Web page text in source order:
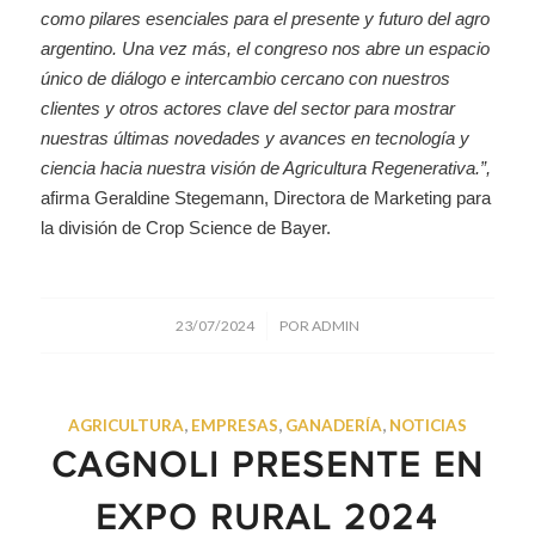
como pilares esenciales para el presente y futuro del agro
argentino. Una vez más, el congreso nos abre un espacio
único de diálogo e intercambio cercano con nuestros
clientes y otros actores clave del sector para mostrar
nuestras últimas novedades y avances en tecnología y
ciencia hacia nuestra visión de Agricultura Regenerativa.”,
afirma Geraldine Stegemann, Directora de Marketing para
la división de Crop Science de Bayer.
23/07/2024
/ POR ADMIN
AGRICULTURA, EMPRESAS, GANADERÍA, NOTICIAS
CAGNOLI PRESENTE EN
EXPO RURAL 2024